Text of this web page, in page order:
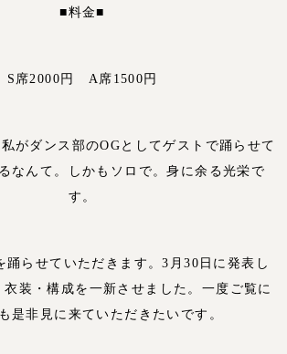
■料金■
S席2000円 A席1500円
がダンス部のOGとしてゲストで踊らせて
なんて。しかもソロで。身に余る光栄で
す。
踊らせていただきます。3月30日に発表し
装・構成を一新させました。一度ご覧に
是非見に来ていただきたいです。